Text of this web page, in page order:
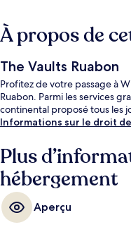
À propos de
The Vaults Ruabon
Profitez de votre passage à
Ruabon. Parmi les services
continental proposé tous les
Informations sur le droit
Plus
hébergement
Aperçu